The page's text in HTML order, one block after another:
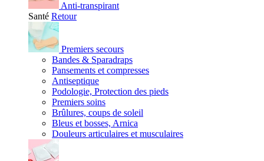
Anti-transpirant
Santé Retour
Premiers secours
Bandes & Sparadraps
Pansements et compresses
Antiseptique
Podologie, Protection des pieds
Premiers soins
Brûlures, coups de soleil
Bleus et bosses, Arnica
Douleurs articulaires et musculaires